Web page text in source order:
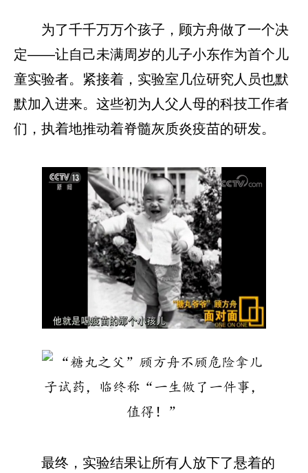
为了千千万万个孩子，顾方舟做了一个决
定——让自己未满周岁的儿子小东作为首个儿
童实验者。紧接着，实验室几位研究人员也默
默加入进来。这些初为人父人母的科技工作者
们，执着地推动着脊髓灰质炎疫苗的研发。
最终，实验结果让所有人放下了悬着的